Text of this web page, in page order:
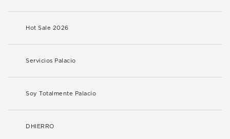
Hot Sale 2026
Servicios Palacio
Soy Totalmente Palacio
DHIERRO